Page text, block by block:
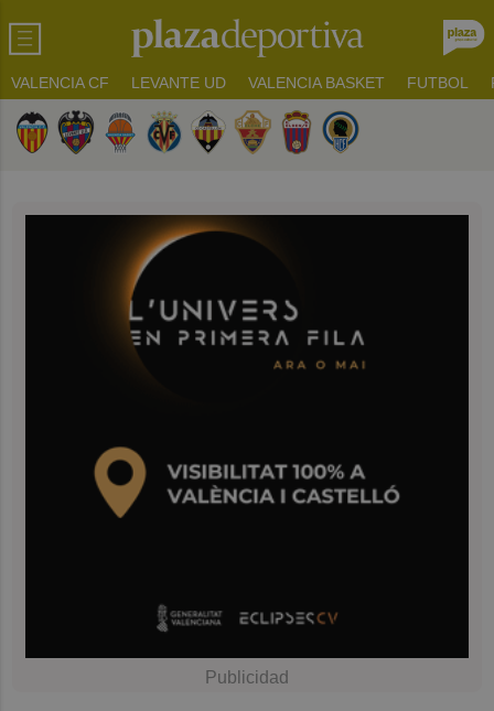
VALENCIA CF LEVANTE UD VALENCIA BASKET FUTBOL